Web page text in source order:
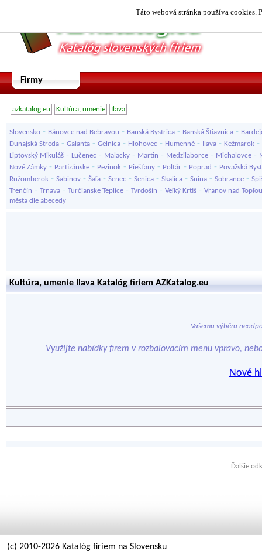
Táto webová stránka používa cookies.
Firmy
azkatalog.eu Kultúra, umenie Ilava
Slovensko - Bánovce nad Bebravou - Banská Bystrica - Banská Štiavnica -
Dunajská Streda - Galanta - Gelnica - Hlohovec - Humenné - Ilava - Kežmarok -
Liptovský Mikuláš - Lučenec - Malacky - Martin - Medzilaborce - Michalovce -
Nové Zámky - Partizánske - Pezinok - Piešťany - Poltár - Poprad - Považská
Ružomberok - Sabinov - Šaľa - Senec - Senica - Skalica - Snina - Sobrance -
Trenčín - Trnava - Turčianske Teplice - Tvrdošín - Veľký Krtíš - Vranov nad Topľou
města dle abecedy
Kultúra, umenie Ilava Katalóg firiem AZKatalog.eu
Vašemu výběru
Využijte nabídky firem v rozbalovacím menu vpravo,
Nové
Ďalšie
(c) 2010-2026 Katalóg firiem na Slovensku